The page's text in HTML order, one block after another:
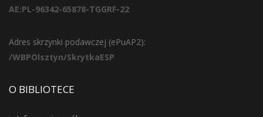
AE:PL-96342-65878-TGGRF-22
Adres skrzynki podawczej (ePuAP2):
/WBPOlsztyn/SkrytkaESP
O BIBLIOTECE